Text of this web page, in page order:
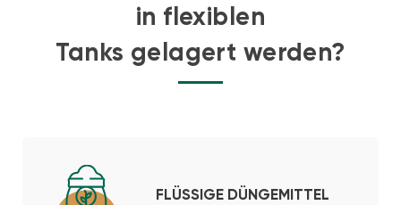
in flexiblen
Tanks gelagert werden?
FLÜSSIGE DÜNGEMITTEL